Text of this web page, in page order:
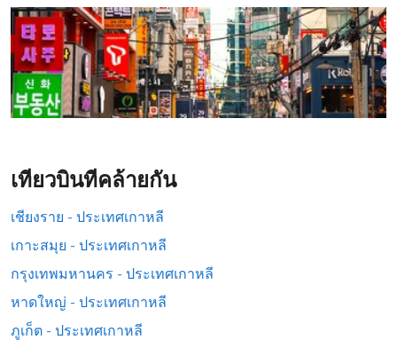
เที่ยวบินที่คล้ายกัน
เชียงราย - ประเทศเกาหลี
เกาะสมุย - ประเทศเกาหลี
กรุงเทพมหานคร - ประเทศเกาหลี
หาดใหญ่ - ประเทศเกาหลี
ภูเก็ต - ประเทศเกาหลี